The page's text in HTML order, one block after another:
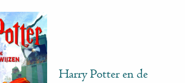
Harry Potter en de